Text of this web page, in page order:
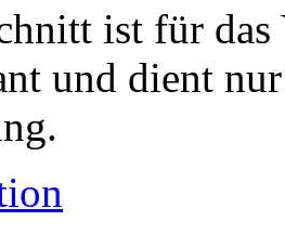
ist für das
und dient